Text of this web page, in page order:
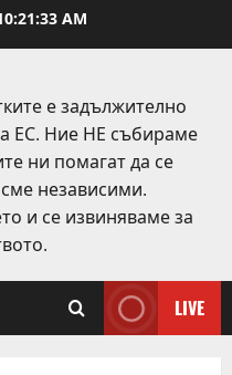
AM
е задължително
ЕС. Ние НЕ събираме
ни помагат да се
независими.
и се извиняваме за
LIVE